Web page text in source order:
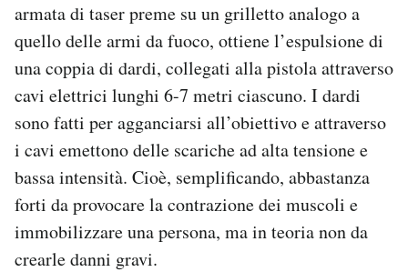
armata di taser preme su un grilletto analogo a
quello delle armi da fuoco, ottiene l’espulsione di
una coppia di dardi, collegati alla pistola attraverso
cavi elettrici lunghi 6-7 metri ciascuno. I dardi
sono fatti per agganciarsi all’obiettivo e attraverso
i cavi emettono delle scariche ad alta tensione e
bassa intensità. Cioè, semplificando, abbastanza
forti da provocare la contrazione dei muscoli e
immobilizzare una persona, ma in teoria non da
crearle danni gravi.